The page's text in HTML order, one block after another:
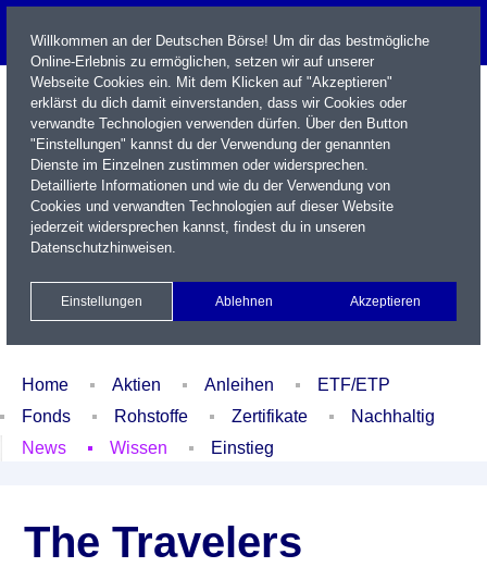
Name / WKN / ISIN / Kürzel
Xetra Realtime
Watchlist Portfolio Login
Home Aktien Anleihen
ETF/ETP
Fonds
Rohstoffe Zertifikate
Nachhaltig
News
Wissen Einstieg
The Travelers
Willkommen an der Deutschen Börse! Um dir das bestmögliche
Online-Erlebnis zu ermöglichen, setzen wir auf unserer
Webseite Cookies ein. Mit dem Klicken auf "Akzeptieren"
erklärst du dich damit einverstanden, dass wir Cookies oder
verwandte Technologien verwenden dürfen. Über den Button
"Einstellungen" kannst du der Verwendung der genannten
Dienste im Einzelnen zustimmen oder widersprechen.
Detaillierte Informationen und wie du der Verwendung von
Cookies und verwandten Technologien auf dieser Website
jederzeit widersprechen kannst, findest du in unseren
Datenschutzhinweisen.
Einstellungen Ablehnen Akzeptieren